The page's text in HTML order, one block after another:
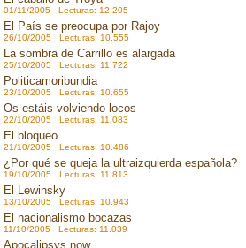
01/11/2005 Lecturas: 12.205
El País se preocupa por Rajoy
26/10/2005 Lecturas: 10.555
La sombra de Carrillo es alargada
25/10/2005 Lecturas: 11.722
Politicamoribundia
23/10/2005 Lecturas: 10.655
Os estáis volviendo locos
22/10/2005 Lecturas: 11.083
El bloqueo
21/10/2005 Lecturas: 10.486
¿Por qué se queja la ultraizquierda española?
19/10/2005 Lecturas: 11.813
El Lewinsky
13/10/2005 Lecturas: 10.943
El nacionalismo bocazas
11/10/2005 Lecturas: 11.039
Apocalipsys now